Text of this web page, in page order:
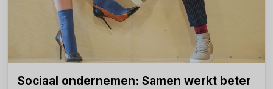
Sociaal ondernemen: Samen werkt beter